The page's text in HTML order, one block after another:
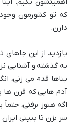
که تو کشورمون
دارن.
بازدید از این
به گذشته و آشنایی
بناها قدم می زنی،
آدم هایی که قرن
اگه هنوز نرفتی،
سر بزن تا ببینی